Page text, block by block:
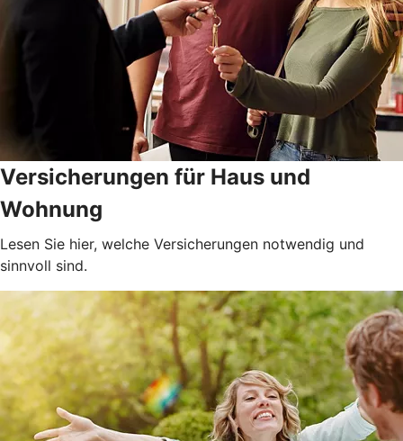
Versicherungen für Haus und
Wohnung
Lesen Sie hier, welche Versicherungen notwendig und
sinnvoll sind.